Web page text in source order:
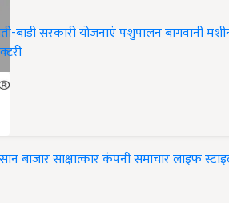
बाड़ीसरकारी योजनाएंपशुपालनबागवानी
बाजारसाक्षात्कारकंपनी समाचारलाइफ